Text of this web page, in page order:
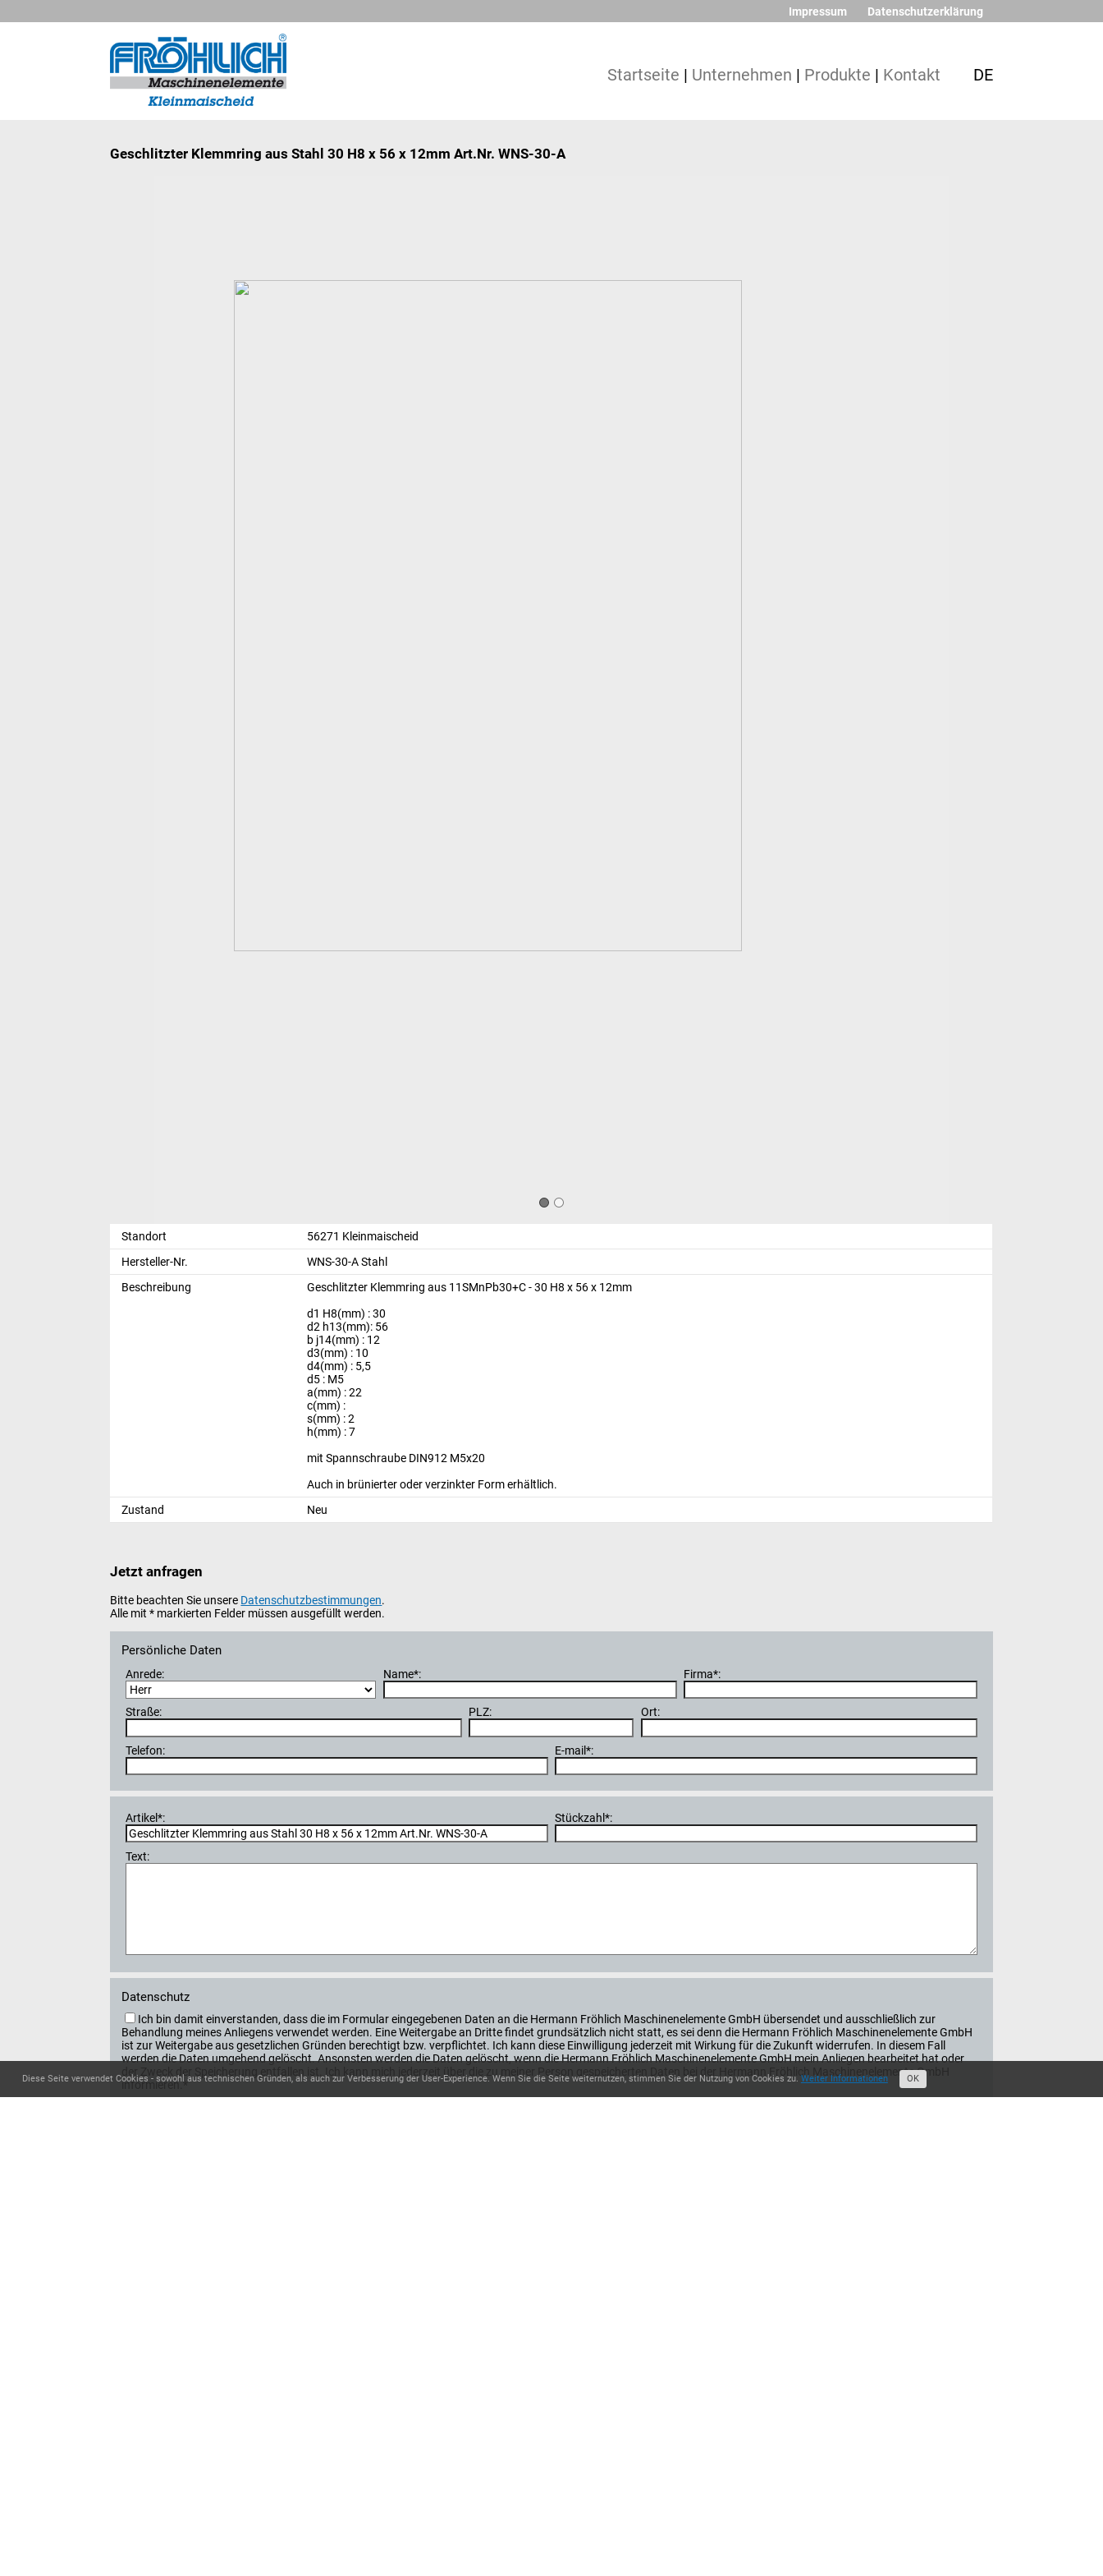
Impressum Datenschutzerklärung
DE
Startseite | Unternehmen | Produkte | Kontakt
Geschlitzter Klemmring aus Stahl 30 H8 x 56 x 12mm Art.Nr. WNS-30-A
Standort
56271 Kleinmaischeid
Hersteller-Nr.
WNS-30-A Stahl
Beschreibung
Geschlitzter Klemmring aus 11SMnPb30+C - 30 H8 x 56 x 12mm
d1 H8(mm) : 30
d2 h13(mm): 56
b j14(mm) : 12
d3(mm) : 10
d4(mm) : 5,5
d5 : M5
a(mm) : 22
c(mm) :
s(mm) : 2
h(mm) : 7
mit Spannschraube DIN912 M5x20
Auch in brünierter oder verzinkter Form erhältlich.
Zustand
Neu
Jetzt anfragen
Bitte beachten Sie unsere Datenschutzbestimmungen.
Alle mit * markierten Felder müssen ausgefüllt werden.
Persönliche Daten
Anrede: Name*: Firma*:
Straße: PLZ: Ort:
Telefon: E-mail*:
Artikel*: Stückzahl*:
Text:
Datenschutz
Ich bin damit einverstanden, dass die im Formular eingegebenen Daten an die Hermann Fröhlich Maschinenelemente GmbH übersendet und ausschließlich zur
Behandlung meines Anliegens verwendet werden. Eine Weitergabe an Dritte findet grundsätzlich nicht statt, es sei denn die Hermann Fröhlich Maschinenelemente GmbH
ist zur Weitergabe aus gesetzlichen Gründen berechtigt bzw. verpflichtet. Ich kann diese Einwilligung jederzeit mit Wirkung für die Zukunft widerrufen. In diesem Fall
werden die Daten umgehend gelöscht. Ansonsten werden die Daten gelöscht, wenn die Hermann Fröhlich Maschinenelemente GmbH mein Anliegen bearbeitet hat oder
der Zweck der Speicherung entfallen ist. Ich kann mich jederzeit über die zu meiner Person gespeicherten Daten bei der Hermann Fröhlich Maschinenelemente GmbH
informieren.*
Diese Seite verwendet Cookies - sowohl aus technischen Gründen, als auch zur Verbesserung der User-Experience. Wenn Sie die Seite weiternutzen, stimmen Sie der Nutzung von Cookies zu. Weiter Informationen OK